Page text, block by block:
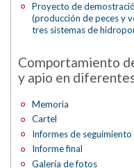
Proyecto de
(producción de peces y
tres sistemas de
Comportamiento
y apio en
Memoria
Cartel
Informes de seguimiento
Informe final
Galería de fotos